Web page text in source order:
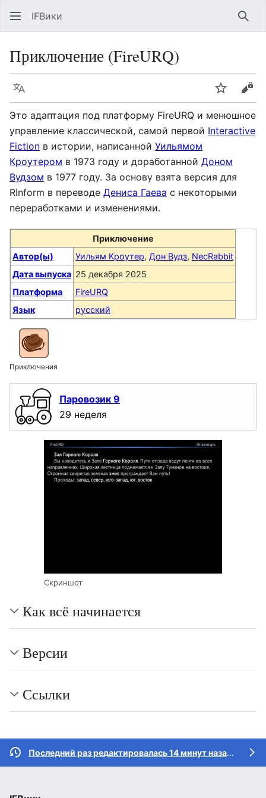
IFВики
Приключение (FireURQ)
Язык Следить
Это адаптация под платформу FireURQ и менюшное
управление классической, самой первой Interactive
Fiction в истории, написанной Уильямом
Кроутером в 1973 году и доработанной Доном
Вудзом в 1977 году. За основу взята версия для
RInform в переводе Дениса Гаева с некоторыми
переработками и изменениями.
Приключение
Автор(ы)
Уильям Кроутер, Дон Вудз, NecRabbit
Дата выпуска 25 декабря 2025
Платформа
FireURQ
Язык
русский
Приключения
Паровозик 9
29 неделя
Скриншот
Как всё начинается
Версии
Ссылки
Последний раз редактировалась 14 минут назад